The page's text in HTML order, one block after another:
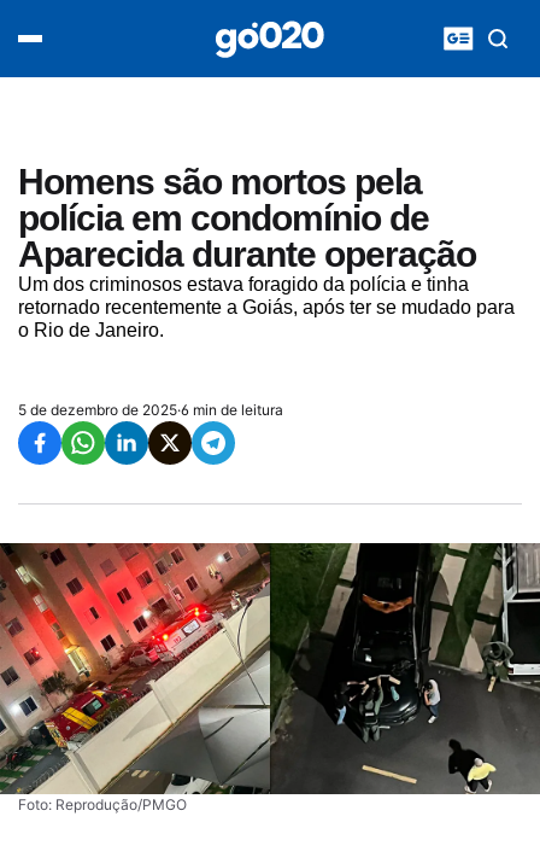
Homens são mortos pela
polícia em condomínio de
Aparecida durante operação
Um dos criminosos estava foragido da polícia e tinha
retornado recentemente a Goiás, após ter se mudado para
o Rio de Janeiro.
5 de dezembro de 2025·6 min de leitura
Foto: Reprodução/PMGO
acontece agora
entretenimento
vídeos
pod020